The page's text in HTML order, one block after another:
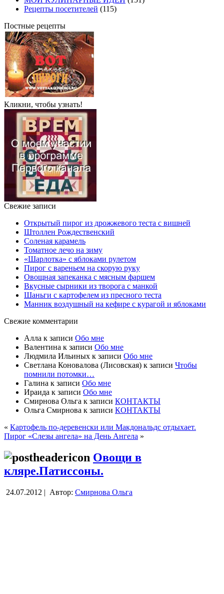
Рецепты посетителей (115)
Постные рецепты
Кликни, чтобы узнать!
Свежие записи
Открытый пирог из дрожжевого теста с вишней
Штоллен Рождественский
Соленая карамель
Томатное лечо на зиму
«Шарлотка» с яблоками рулетом
Пирог с вареньем на скорую руку
Овощная запеканка с мясным фаршем
Вкусные сырники из творога с манкой
Шаньги с картофелем из пресного теста
Манник воздушный на кефире с курагой и яблоками
Свежие комментарии
Алла к записи Обо мне
Валентина к записи Обо мне
Людмила Ильиных к записи Обо мне
Светлана Коновалова (Лисовская) к записи Чтобы
помнили потомки…
Галина к записи Обо мне
Ираида к записи Обо мне
Смирнова Ольга к записи КОНТАКТЫ
Ольга Смирнова к записи КОНТАКТЫ
« Картофель по-деревенски или Макдональдс отдыхает.
Пирог «Слезы ангела» на День Ангела »
Овощи в
кляре.Патиссоны.
24.07.2012 | Автор: Смирнова Ольга